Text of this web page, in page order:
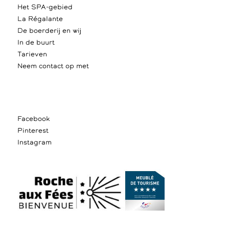
Het SPA-gebied
La Régalante
De boerderij en wij
In de buurt
Tarieven
Neem contact op met
Facebook
Pinterest
Instagram